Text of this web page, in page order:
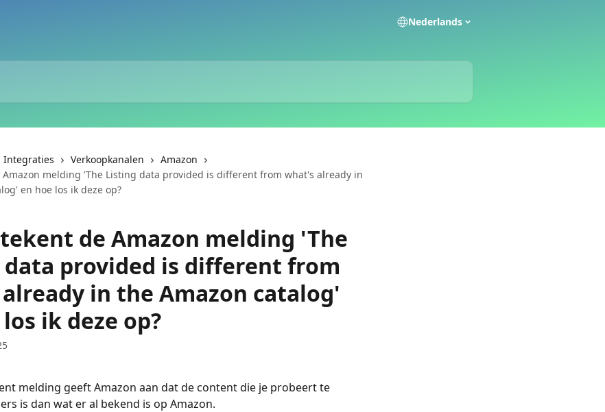
Nederlands
Integraties Verkoopkanalen
Amazon
Amazon melding 'The Listing data provided is different from what's already in
en hoe los ik deze op?
de Amazon melding 'The
provided is different from
in the Amazon catalog'
ik deze op?
melding geeft Amazon aan dat de content die je probeert te
is dan wat er al bekend is op Amazon.